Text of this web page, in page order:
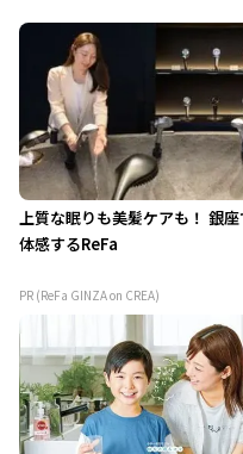
上質な眠りも美髪ケアも！ 銀座
体感するReFa
PR (ReFa GINZA on CREA)